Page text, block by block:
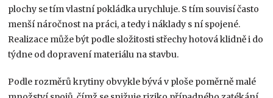
plochy se tím vlastní pokládka urychluje. S tím souvisí často
menší náročnost na práci, a tedy i náklady s ní spojené.
Realizace může být podle složitosti střechy hotová klidně i do
týdne od dopravení materiálu na stavbu.
Podle rozměrů krytiny obvykle bývá v ploše poměrně malé